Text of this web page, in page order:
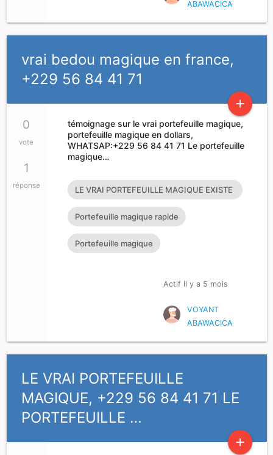
ABAWACICA
vrai bedou magique en france,
+229 56 84 41 71
add
0
vote
1
réponse
témoignage sur le vrai portefeuille magique,
portefeuille magique en dollars,
WHATSAP:+229 56 84 41 71 Le portefeuille
magique…
LE VRAI PORTEFEUILLE MAGIQUE EXISTE
T’IL?
Portefeuille magique rapide
Portefeuille magique
Actif Il y a 5 mois
VOYANT
ABAWACICA
LE VRAI PORTEFEUILLE
MAGIQUE, +229 56 84 41 71 LE
PORTEFEUILLE …
add